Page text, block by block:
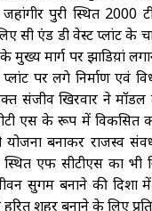
पुरी स्थित 2000
एंड डी वेस्ट प्लांट के
मार्ग पर झाडिय़ां
पर लगे निर्माण एवं
खिरवार ने मॉडल
एस के रूप में
योजना बनाकर राजस्व
स्थित एफ सीटीएस का
सुगम बनाने की दिशा
शहर बनाने के लिए